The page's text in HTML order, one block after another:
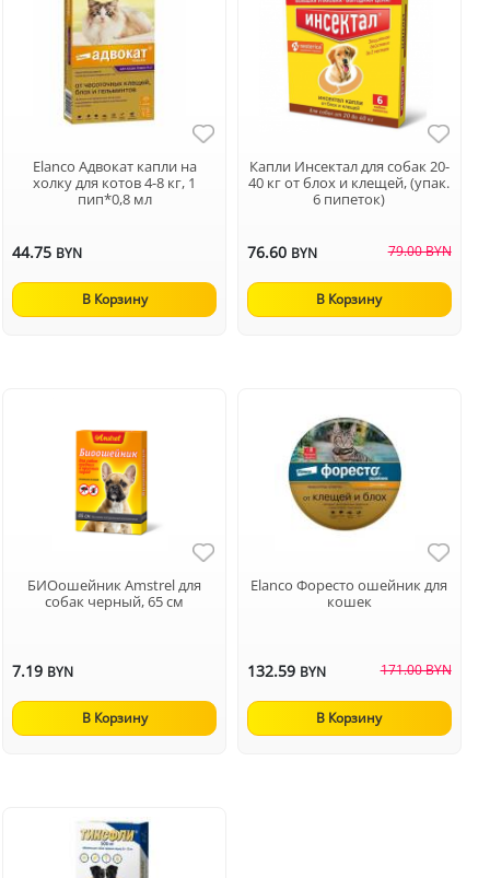
Elanco Адвокат капли на
холку для котов 4-8 кг, 1
пип*0,8 мл
44.75 BYN
В Корзину
Капли Инсектал для собак 20-
40 кг от блох и клещей, (упак.
6 пипеток)
76.60 BYN 79.00 BYN
В Корзину
БИОошейник Amstrel для
собак черный, 65 см
7.19 BYN
В Корзину
Elanco Форесто ошейник для
кошек
132.59 BYN 171.00 BYN
В Корзину